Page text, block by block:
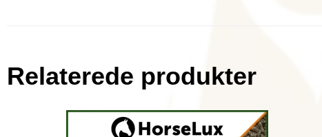
Relaterede produkter